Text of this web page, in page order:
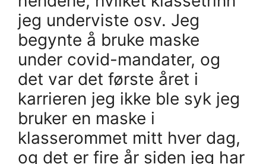
jeg underviste osv. Jeg
begynte å bruke maske
under covid-mandater, og
det var det første året i
karrieren jeg ikke ble syk jeg
bruker en maske i
klasserommet mitt hver dag,
og det er fire år siden jeg har